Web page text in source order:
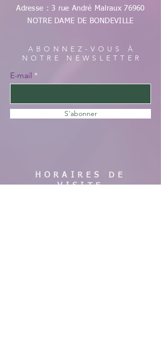
Adresse : 3 rue André Malraux 76960
NOTRE DAME DE BONDEVILLE
ABONNEZ-VOUS À
NOTRE NEWSLETTER
E-mail
S'abonner
HORAIRES DE
VISITE